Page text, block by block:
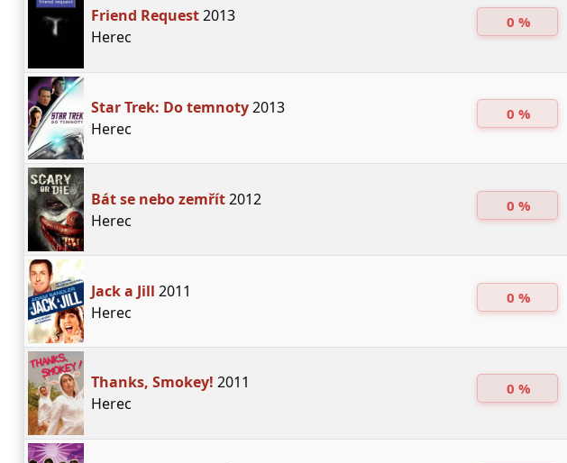
Friend Request2013
Herec
0 %
Star Trek: Do temnoty2013
Herec
0 %
Bát se nebo zemřít2012
Herec
0 %
Jack a Jill 2011
Herec
0 %
Thanks, Smokey! 2011
Herec
0 %